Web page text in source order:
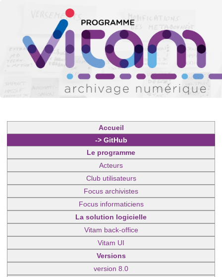
Accueil
-> GitHub
Le programme
Acteurs
Club utilisateurs
Focus archivistes
Focus informaticiens
La solution logicielle
Vitam back-office
Vitam UI
Versions
version 8.0